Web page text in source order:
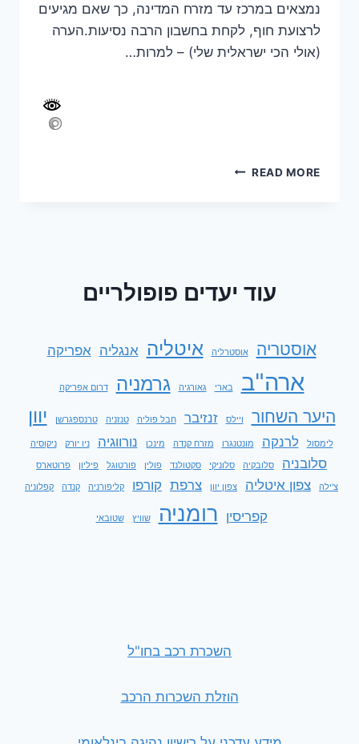
נמצאים במרכז עד מזרח המדינה, כך שאם מגיעים
לרצועת חוף, לקחת בחשבון הרבה נסיעות.הערה
(אולי הכי ישראלית שלי) – למרות…
READ MORE
9
עוד יעדים פופולריים
אוסטריה אוסטרליה איטליה אנגליה אפריקה
ארה"ב בארי גאורגיה גרמניה דרום אפריקה
היער השחור ויילס זנזיבר חבל פוליה טנזניה טרנספגרשן יוון
לימסול לרנקה מונטנגרו מזרח קנדה מינכן נורווגיה ניו יורק ניקוסיה
סלובניה סלובקיה סלוניקי סקטולנד פולין פורטוגל פיליון פרוטארס
צ'ילה צפון איטליה צפון יוון צרפת קורפו קליפורניה קנדה קפלוניה
קפריסין רומניה שוויץ שטובאי
השכרת רכב בחו"ל
הוזלת השכרות הרכב